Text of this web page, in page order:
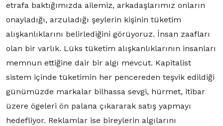
etrafa baktığımızda ailemiz, arkadaşlarımız onların
onayladığı, arzuladığı şeylerin kişinin tüketim
alışkanlıklarını belirlediğini görüyoruz. İnsan zaafları
olan bir varlık. Lüks tüketim alışkanlıklarının insanları
memnun ettiğine dair bir algı mevcut. Kapitalist
sistem içinde tüketimin her pencereden teşvik edildiği
günümüzde markalar bilhassa sevgi, hürmet, itibar
üzere ögeleri ön palana çıkararak satış yapmayı
hedefliyor. Reklamlar ise bireylerin algılarını